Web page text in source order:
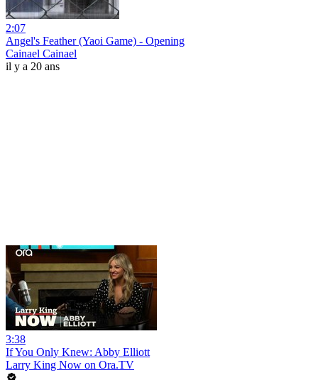
2:07
Angel's Feather (Yaoi Game) - Opening
Cainael Cainael
il y a 20 ans
3:38
If You Only Knew: Abby Elliott
Larry King Now on Ora.TV